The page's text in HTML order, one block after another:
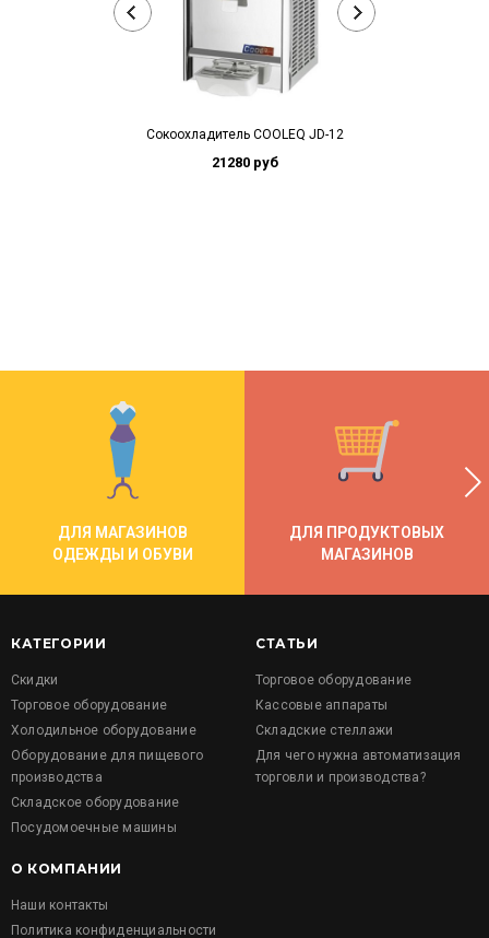
Сокоохладитель COOLEQ JD-12
21280 руб
ДЛЯ МАГАЗИНОВ
ОДЕЖДЫ И ОБУВИ
ДЛЯ ПРОДУКТОВЫХ
МАГАЗИНОВ
КАТЕГОРИИ
Скидки
Торговое оборудование
Холодильное оборудование
Оборудование для пищевого
производства
Складское оборудование
Посудомоечные машины
СТАТЬИ
Торговое оборудование
Кассовые аппараты
Складские стеллажи
Для чего нужна автоматизация
торговли и производства?
О КОМПАНИИ
Наши контакты
Политика конфиденциальности